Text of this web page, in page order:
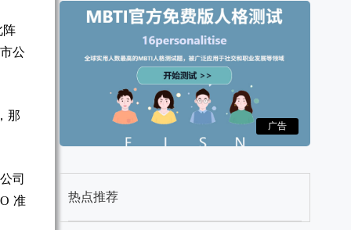
阵
公
那
司
准
广告
热点推荐